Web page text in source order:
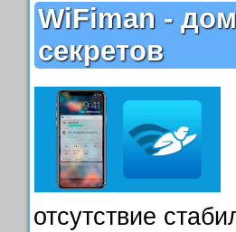
WiFiman -
секретов
отсутствие